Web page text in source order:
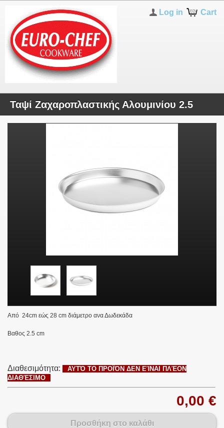
Cart
Log in
Ταψί Ζαχαροπλαστικής Αλουμινίου 2.5
Από 24cm εώς 28 cm διάμετρο ανα Δωδεκάδα
Βαθος 2.5 cm
Διαθεσιμότητα:
ΑΥΤΌ ΤΟ ΠΡΟΪΌΝ ΔΕΝ ΕΊΝΑΙ ΠΛΈΟΝ
ΔΙΑΘΈΣΙΜΟ
0,00 €
Προσθήκη στο καλάθι